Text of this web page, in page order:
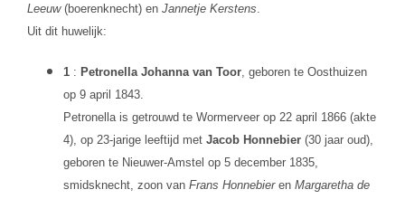
Leeuw(boerenknecht) en Jannetje Kerstens
Uit dit huwelijk:
1 : Petronella Johanna van Toor, geboren te Oosthuizen
op 9 april 1843.
Petronella is getrouwd te Wormerveer op 22 april 1866 (akte
4), op 23-jarige leeftijd met Jacob Honnebier(30 jaar oud),
geboren te Nieuwer-Amstel op 5 december 1835,
smidsknecht, zoon van Frans Honnebieren Margaretha de